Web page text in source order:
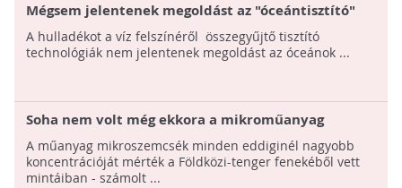
Mégsem jelentenek megoldást az "óceántisztító"
gépek a műanyagszennyezésre?
A hulladékot a víz felszínéről összegyűjtő tisztító
technológiák nem jelentenek megoldást az óceánok ...
Soha nem volt még ekkora a mikroműanyag
koncentrációja a tengerfenéken
A műanyag mikroszemcsék minden eddiginél nagyobb
koncentrációját mérték a Földközi-tenger fenekéből vett
mintáiban - számolt ...